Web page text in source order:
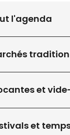
l'agenda
et
et